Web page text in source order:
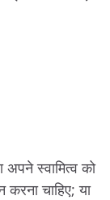
स्वामित्व को
चाहिए; या